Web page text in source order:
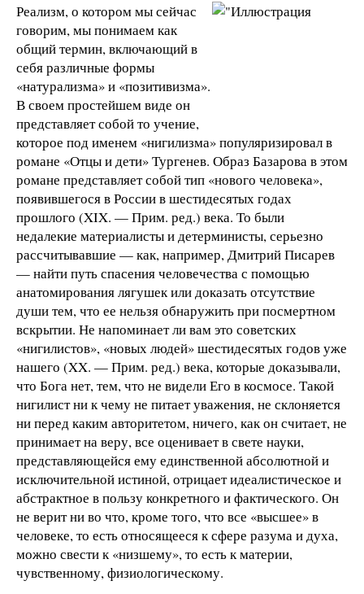
Реализм, о котором мы сейчас
говорим, мы понимаем как
общий термин, включающий в
себя различные формы
«натурализма» и «позитивизма».
В своем простейшем виде он
представляет собой то учение,
которое под именем «нигилизма» популяризировал в
романе «Отцы и дети» Тургенев. Образ Базарова в этом
романе представляет собой тип «нового человека»,
появившегося в России в шестидесятых годах
прошлого (XIX. — Прим. ред.) века. То были
недалекие материалисты и детерминисты, серьезно
рассчитывавшие — как, например, Дмитрий Писарев
— найти путь спасения человечества с помощью
анатомирования лягушек или доказать отсутствие
души тем, что ее нельзя обнаружить при посмертном
вскрытии. Не напоминает ли вам это советских
«нигилистов», «новых людей» шестидесятых годов уже
нашего (XX. — Прим. ред.) века, которые доказывали,
что Бога нет, тем, что не видели Его в космосе. Такой
нигилист ни к чему не питает уважения, не склоняется
ни перед каким авторитетом, ничего, как он считает, не
принимает на веру, все оценивает в свете науки,
представляющейся ему единственной абсолютной и
исключительной истиной, отрицает идеалистическое и
абстрактное в пользу конкретного и фактического. Он
не верит ни во что, кроме того, что все «высшее» в
человеке, то есть относящееся к сфере разума и духа,
можно свести к «низшему», то есть к материи,
чувственному, физиологическому.